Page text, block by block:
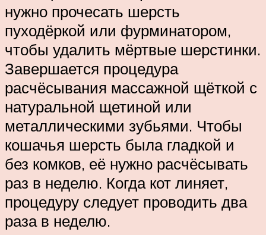
нужно прочесать шерсть
пуходёркой или фурминатором,
чтобы удалить мёртвые шерстинки.
Завершается процедура
расчёсывания массажной щёткой с
натуральной щетиной или
металлическими зубьями. Чтобы
кошачья шерсть была гладкой и
без комков, её нужно расчёсывать
раз в неделю. Когда кот линяет,
процедуру следует проводить два
раза в неделю.